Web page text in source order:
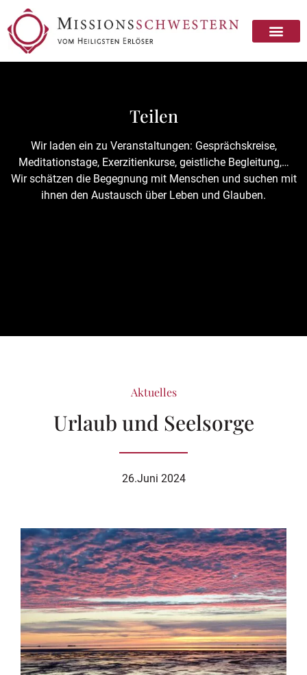
Teilen
Wir laden ein zu Veranstaltungen: Gesprächskreise,
Meditationstage, Exerzitienkurse, geistliche Begleitung,…
Wir schätzen die Begegnung mit Menschen und suchen mit
ihnen den Austausch über Leben und Glauben.
Aktuelles
Urlaub und Seelsorge
26.Juni 2024